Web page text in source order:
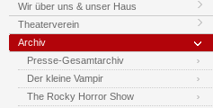
Wir über uns & unser Haus
Theaterverein
Archiv
Presse-Gesamtarchiv
Der kleine Vampir
The Rocky Horror Show